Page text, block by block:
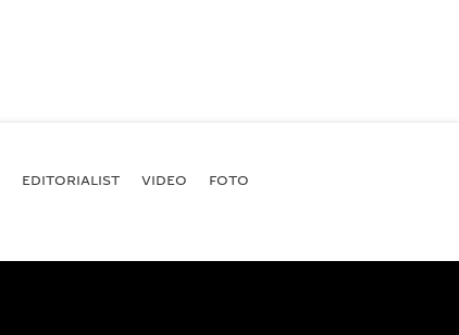
EDITORIALIST VIDEO FOTO